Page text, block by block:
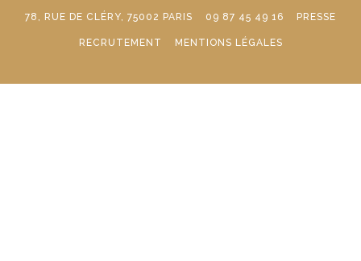
78, RUE DE CLÉRY, 75002 PARIS 09 87 45 49 16 PRESSE
RECRUTEMENT MENTIONS LÉGALES